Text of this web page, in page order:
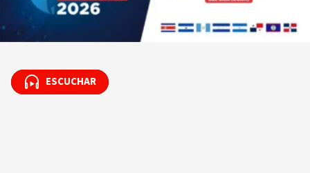
ESCUCHAR
ESCUCHAR